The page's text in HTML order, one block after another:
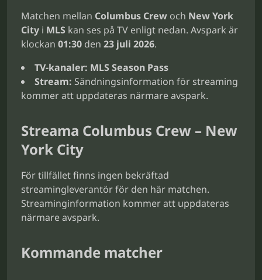
Matchen mellan Columbus Crew och New York
City i MLS kan ses på TV enligt nedan. Avspark är
klockan 01:30 den 23 juli 2026.
TV-kanaler: MLS Season Pass
Stream: Sändningsinformation för streaming
kommer att uppdateras närmare avspark.
Streama Columbus Crew – New
York City
För tillfället finns ingen bekräftad
streamingleverantör för den här matchen.
Streaminginformation kommer att uppdateras
närmare avspark.
Kommande matcher